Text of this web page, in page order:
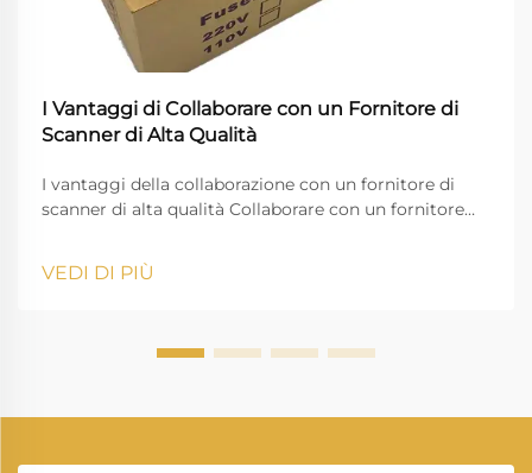
I Vantaggi di Collaborare con un Fornitore di
Scanner di Alta Qualità
I vantaggi della collaborazione con un fornitore di
scanner di alta qualità Collaborare con un fornitore
che dipendono dalla gestione digitale dei documenti,
dall'immagine di alta qualità e da un flusso di lavoro
VEDI DI PIÙ